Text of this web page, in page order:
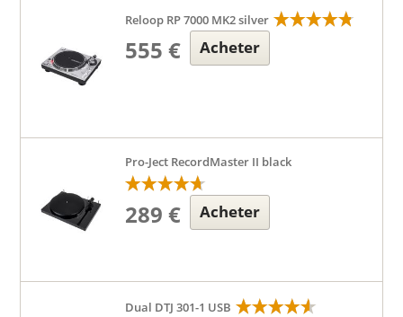
Reloop RP 7000 MK2 silver
555 € Acheter
Pro-Ject RecordMaster II black
289 € Acheter
Dual DTJ 301-1 USB